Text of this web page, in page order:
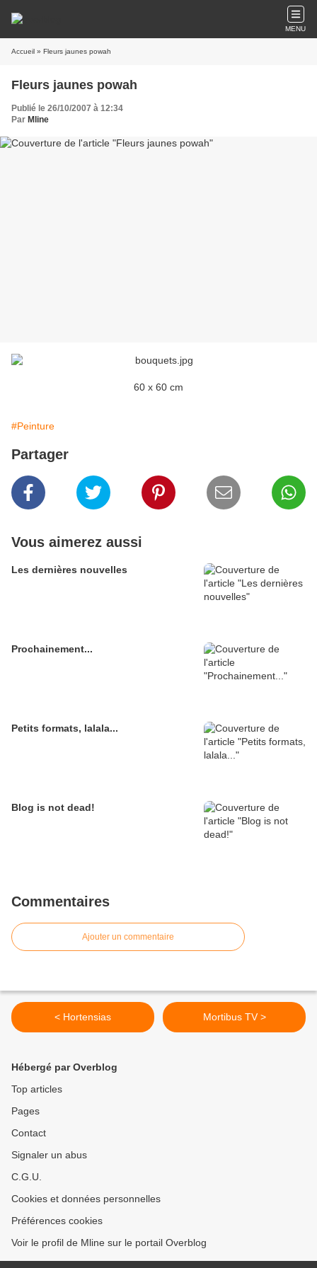
MENU
Accueil » Fleurs jaunes powah
Fleurs jaunes powah
Publié le 26/10/2007 à 12:34
Par Mline
60 x 60 cm
#Peinture
Partager
Vous aimerez aussi
Les dernières nouvelles
Prochainement...
Petits formats, lalala...
Blog is not dead!
Commentaires
Ajouter un commentaire
< Hortensias Mortibus TV >
Hébergé par Overblog
Top articles
Pages
Contact
Signaler un abus
C.G.U.
Cookies et données personnelles
Préférences cookies
Voir le profil de Mline sur le portail Overblog